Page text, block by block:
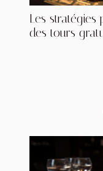
Les stratégies
des tours